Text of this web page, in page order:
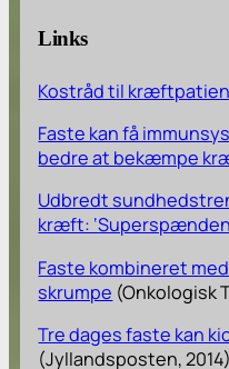
Links
Kostråd til
Faste kan få
bedre at bekæmpe
Udbredt
kræft:
Faste kombineret
skrumpe (Onkologisk
Tre dages faste kan
(Jyllandsposten, 2014)